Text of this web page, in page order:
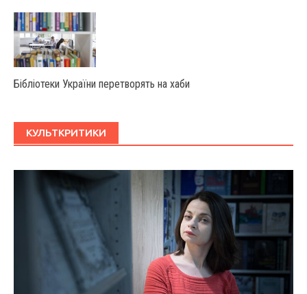
Бібліотеки України перетворять на хаби
КУЛЬТКРИТИКИ